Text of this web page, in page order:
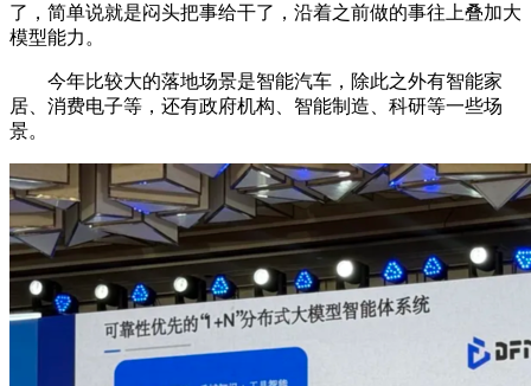
了，简单说就是闷头把事给干了，沿着之前做的事往上叠加大
模型能力。
今年比较大的落地场景是智能汽车，除此之外有智能家
居、消费电子等，还有政府机构、智能制造、科研等一些场
景。